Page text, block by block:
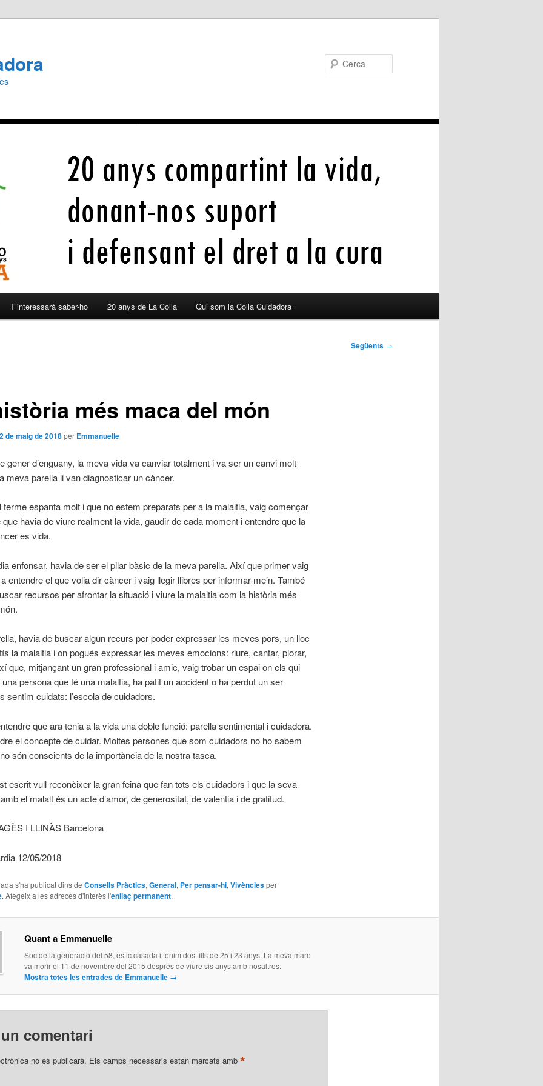
T’interessarà saber-ho 20 anys de La Colla Qui som la Colla Cuidadora
Següents →
més maca del món
de maig de 2018per Emmanuelle
gener d’enguany, la meva vida va canviar totalment i va ser un canvi molt
meva parella li van diagnosticar un càncer.
terme espanta molt i que no estem preparats per a la malaltia, vaig començar
que havia de viure realment la vida, gaudir de cada moment i entendre que la
es vida.
enfonsar, havia de ser el pilar bàsic de la meva parella. Així que primer vaig
entendre el que volia dir càncer i vaig llegir llibres per informar-me’n. També
recursos per afrontar la situació i viure la malaltia com la història més
havia de buscar algun recurs per poder expressar les meves pors, un lloc
la malaltia i on pogués expressar les meves emocions: riure, cantar, plorar,
que, mitjançant un gran professional i amic, vaig trobar un espai on els qui
persona que té una malaltia, ha patit un accident o ha perdut un ser
sentim cuidats: l’escola de cuidadors.
que ara tenia a la vida una doble funció: parella sentimental i cuidadora.
el concepte de cuidar. Moltes persones que som cuidadors no ho sabem
són conscients de la importància de la nostra tasca.
escrit vull reconèixer la gran feina que fan tots els cuidadors i que la seva
el malalt és un acte d’amor, de generositat, de valentia i de gratitud.
I LLINÀS Barcelona
12/05/2018
s'ha publicat dins de Consells Pràctics, General, Per pensar-hi, Vivènciesper
. Afegeix a les adreces d'interès l'enllaç permanent.
Quant a Emmanuelle
Soc de la generació del 58, estic casada i tenim dos fills de 25 i 23 anys. La meva mare
va morir el 11 de novembre del 2015 després de viure sis anys amb nosaltres.
Mostra totes les entrades de Emmanuelle →
comentari
no es publicarà. Els camps necessaris estan marcats amb *